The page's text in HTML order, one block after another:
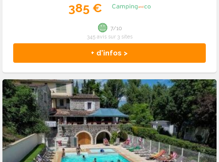
385 €
+ d'infos >
7/10
345 avis sur 3 sites